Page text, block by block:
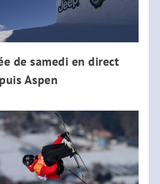
de samedi en direct
Aspen